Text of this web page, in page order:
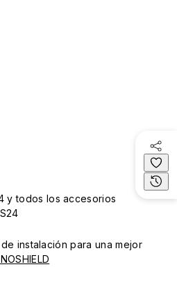
y todos los accesorios
instalación para una mejor